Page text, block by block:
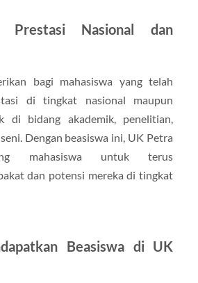
Prestasi Nasional dan
bagi mahasiswa yang telah
di tingkat nasional maupun
di bidang akademik, penelitian,
Dengan beasiswa ini, UK Petra
mahasiswa untuk terus
dan potensi mereka di tingkat
Beasiswa di UK